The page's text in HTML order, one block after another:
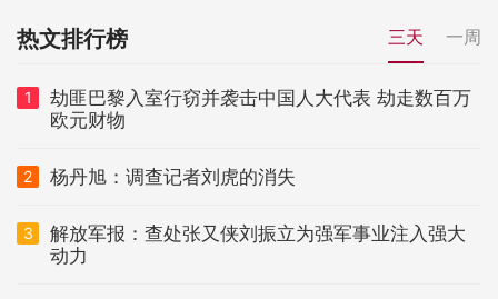
热文排行榜 三天 一周
1
劫匪巴黎入室行窃并袭击中国人大代表 劫走数百万
欧元财物
2 杨丹旭：调查记者刘虎的消失
3
解放军报：查处张又侠刘振立为强军事业注入强大
动力